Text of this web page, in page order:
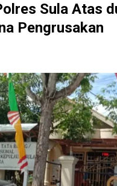
Sula Atas
Pengrusakan